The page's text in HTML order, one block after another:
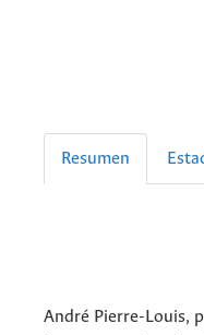
Resumen
André Pierre-Louis,